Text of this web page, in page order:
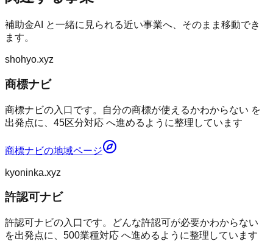
補助金AI
と一緒に見られる近い事業へ、そのまま移動でき
ます。
shohyo.xyz
商標ナビ
商標ナビの入口です。自分の商標が使えるかわからない を
出発点に、45区分対応 へ進めるように整理しています
商標ナビの地域ページ
kyoninka.xyz
許認可ナビ
許認可ナビの入口です。どんな許認可が必要かわからない
を出発点に、500業種対応 へ進めるように整理しています